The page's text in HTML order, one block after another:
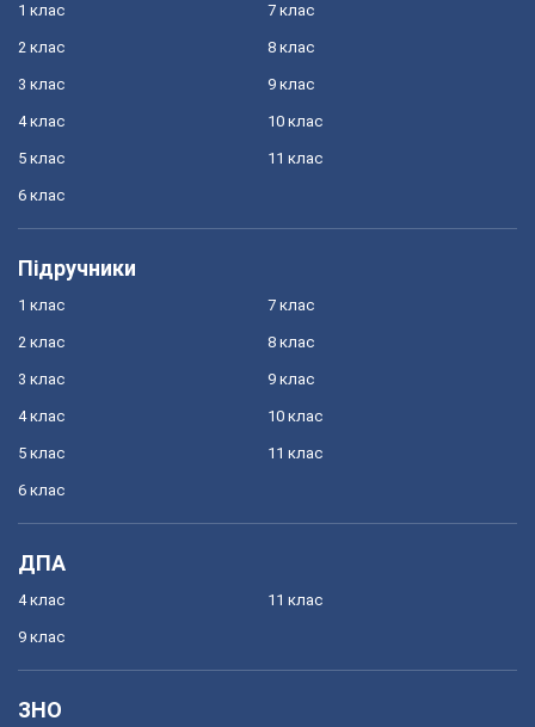
1 клас
2 клас
3 клас
4 клас
5 клас
6 клас
7 клас
8 клас
9 клас
10 клас
11 клас
Підручники
1 клас
2 клас
3 клас
4 клас
5 клас
6 клас
7 клас
8 клас
9 клас
10 клас
11 клас
ДПА
4 клас
9 клас
11 клас
ЗНО